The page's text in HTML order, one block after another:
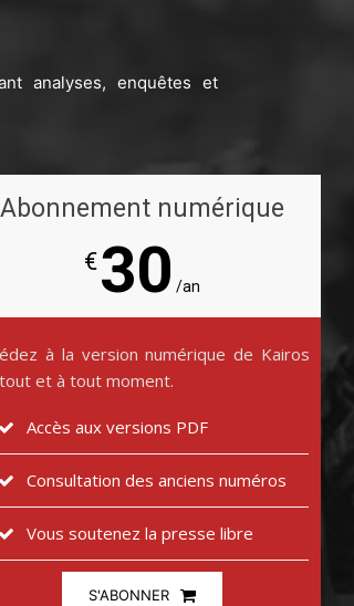
analyses, enquêtes et
Abonnement numérique
€30 /an
à la version numérique de Kairos
et à tout moment.
Accès aux versions PDF
Consultation des anciens numéros
Vous soutenez la presse libre
S'ABONNER